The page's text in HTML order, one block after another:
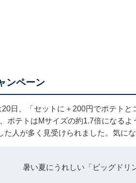
ンペーン
日、「セットに＋200円でポテト
ポテトはMサイズの約1.7倍になる
た人が多く見受けられました。気に
暑い夏にうれしい「ビッグドリ